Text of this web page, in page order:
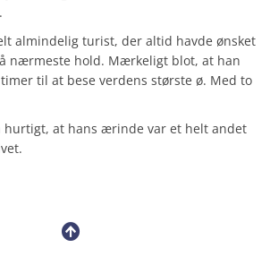
almindelig turist, der altid havde ønsket
nærmeste hold. Mærkeligt blot, at han
til at bese verdens største ø. Med to
hurtigt, at hans ærinde var et helt andet